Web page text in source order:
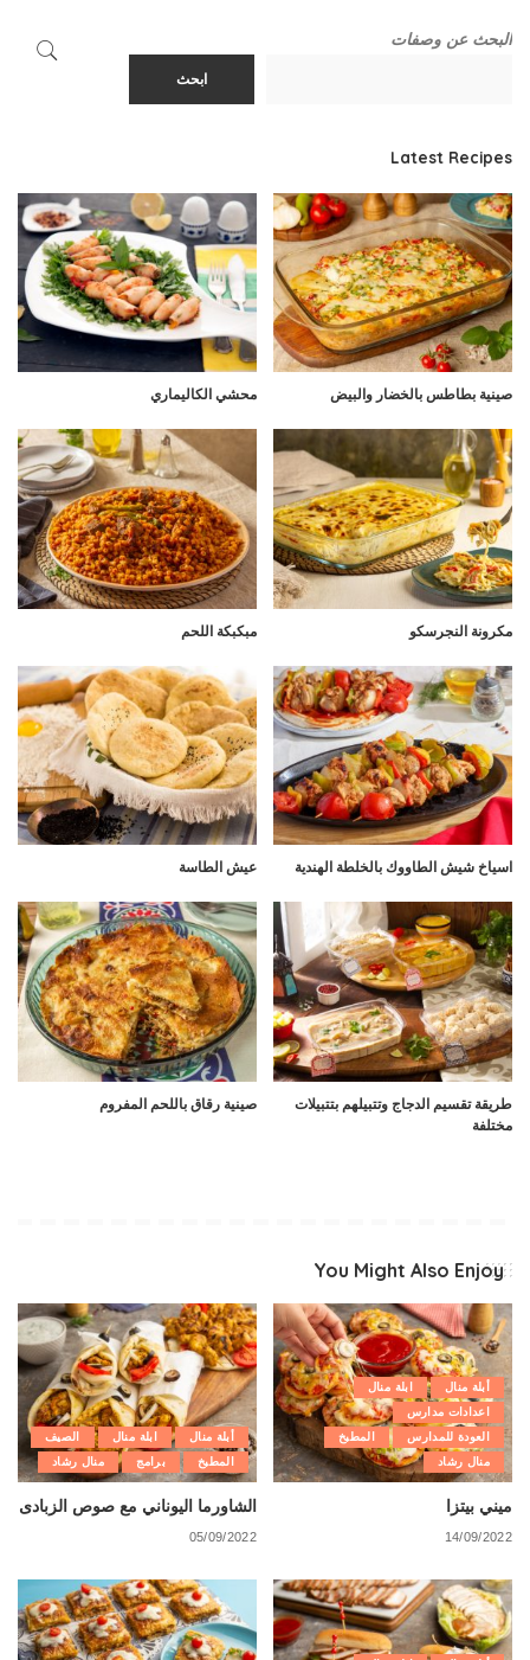
البحث عن وصفات
ابحث
Latest Recipes
صينية بطاطس بالخضار والبيض محشي الكاليماري
مكرونة النجرسكو مبكبكة اللحم
اسياخ شيش الطاووك بالخلطة الهندية عيش الطاسة
طريقة تقسيم الدجاج وتتبيلهم بتتبيلات
مختلفة
صينية رقاق باللحم المفروم
You Might Also Enjoy
أبلة منال
ابلة منال
اعدادات مدارس
العودة للمدارس
المطبخ
منال رشاد
ميني بيتزا
14/09/2022
أبلة منال ابلة منال
الصيف
المطبخ
برامج منال رشاد
الشاورما اليوناني مع صوص الزبادى
05/09/2022